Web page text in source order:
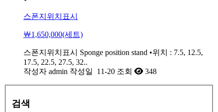
스폰지위치표시
￦1,650,000(세트)
스폰지위치표시 Sponge position stand •위치 : 7.5, 12.5,
17.5, 22.5, 27.5, 32..
작성자 admin 작성일 11-20 조회 348
검색